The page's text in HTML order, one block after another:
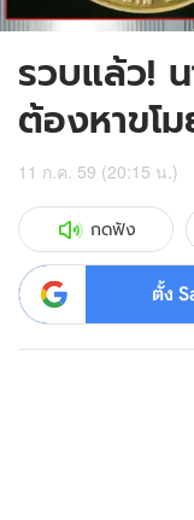
รวบแล้ว!
ต้องหาขโ
11 ก.ค. 59 (20:15 น.)
กดฟัง
ตั้ง